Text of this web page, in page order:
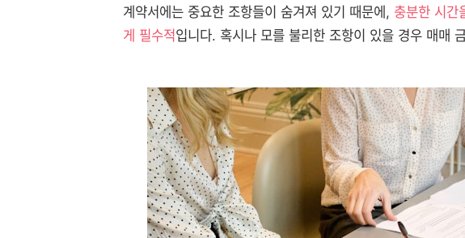
계약서에는 중요한 조항들이 숨겨져 있기 때문에, 충분한 시간
게 필수적입니다. 혹시나 모를 불리한 조항이 있을 경우 매매